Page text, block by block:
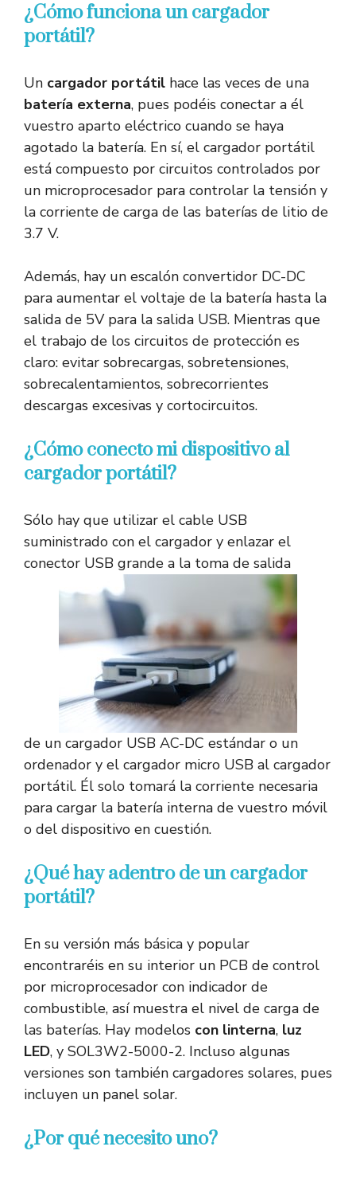
¿Cómo funciona un cargador
portátil?
Un cargador portátil hace las veces de una
batería externa, pues podéis conectar a él
vuestro aparto eléctrico cuando se haya
agotado la batería. En sí, el cargador portátil
está compuesto por circuitos controlados por
un microprocesador para controlar la tensión y
la corriente de carga de las baterías de litio de
3.7 V.
Además, hay un escalón convertidor DC-DC
para aumentar el voltaje de la batería hasta la
salida de 5V para la salida USB. Mientras que
el trabajo de los circuitos de protección es
claro: evitar sobrecargas, sobretensiones,
sobrecalentamientos, sobrecorrientes
descargas excesivas y cortocircuitos.
¿Cómo conecto mi dispositivo al
cargador portátil?
Sólo hay que utilizar el cable USB
suministrado con el cargador y enlazar el
conector USB grande a la toma de salida
de un cargador USB AC-DC estándar o un
ordenador y el cargador micro USB al cargador
portátil. Él solo tomará la corriente necesaria
para cargar la batería interna de vuestro móvil
o del dispositivo en cuestión.
¿Qué hay adentro de un cargador
portátil?
En su versión más básica y popular
encontraréis en su interior un PCB de control
por microprocesador con indicador de
combustible, así muestra el nivel de carga de
las baterías. Hay modelos con linterna, luz
LED, y SOL3W2-5000-2. Incluso algunas
versiones son también cargadores solares, pues
incluyen un panel solar.
¿Por qué necesito uno?